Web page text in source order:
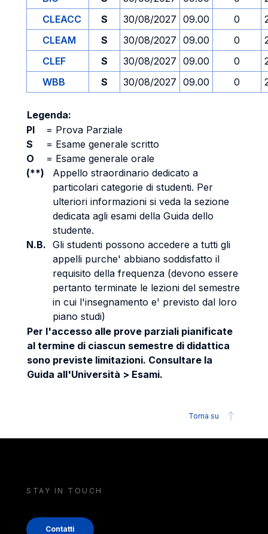
CLEACC
S 30/08/2027 09.00 0
CLEAM
S 30/08/2027 09.00 0
CLEF
S 30/08/2027 09.00 0
WBB
S 30/08/2027 09.00 0
Legenda:
PI
= Prova Parziale
S
= Esame generale scritto
O
= Esame generale orale
(**)
Appello straordinario dedicato a
particolari categorie di studenti. Per
ulteriori informazioni si veda la sezione
dedicata agli esami della Guida dello
studente.
N.B. Gli studenti possono accedere a tutti gli
appelli purche' abbiano soddisfatto il
requisito della frequenza (devono essere
pertanto terminate le lezioni del semestre
in cui l'insegnamento e' previsto dal loro
piano studi)
Per l'accesso alle prove parziali pianificate
al termine di ciascun semestre di didattica
sono previste limitazioni. Consultare la
Guida all'Università > Esami.
Torna su
STAY IN TOUCH
Contatti